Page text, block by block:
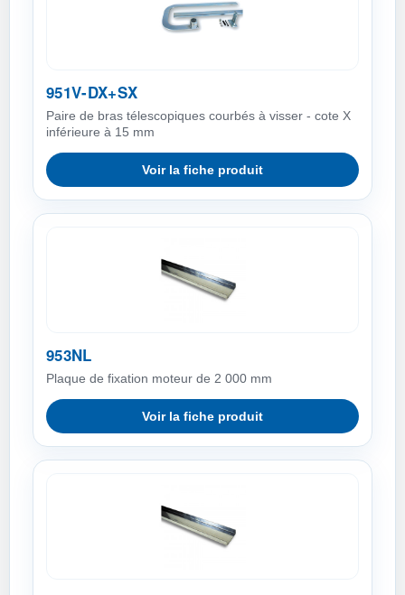
951V-DX+SX
Paire de bras télescopiques courbés à visser - cote X
inférieure à 15 mm
Voir la fiche produit
953NL
Plaque de fixation moteur de 2 000 mm
Voir la fiche produit